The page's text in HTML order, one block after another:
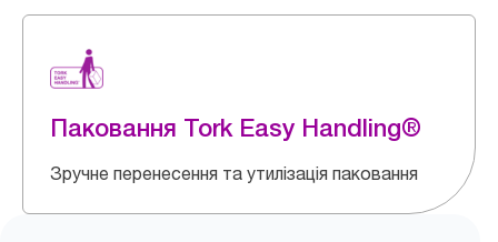
Паковання Tork Easy Handling®
Зручне перенесення та утилізація паковання